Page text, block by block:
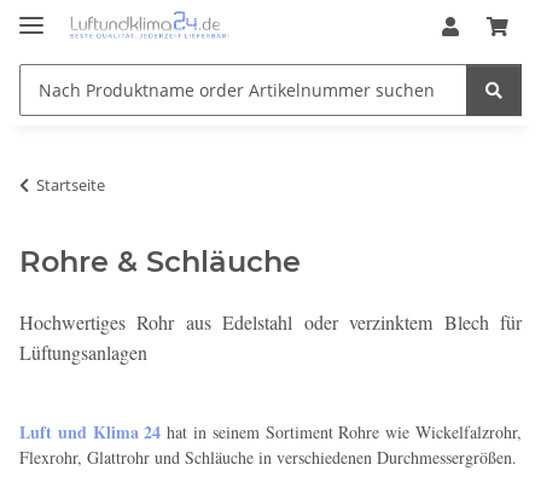
Startseite
Rohre & Schläuche
Hochwertiges Rohr aus Edelstahl oder verzinktem Blech für
Lüftungsanlagen
Luft und Klima 24 hat in seinem Sortiment Rohre wie Wickelfalzrohr,
Flexrohr, Glattrohr und Schläuche in verschiedenen Durchmessergrößen.